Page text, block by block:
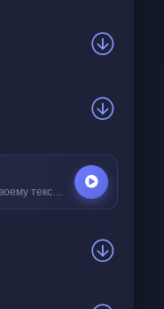
ИИ сгенерирует трек по твоему тексту за 25 ₽